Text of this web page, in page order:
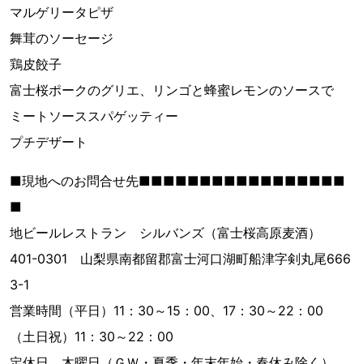
マルゲリータピザ
舞茸のソーセージ
鶏皮餃子
富士桜ポークのグリエ、リンゴと蜂蜜レモンのソースで
ミートソーススパゲッティー
プチデザート
■現地へのお問合せ先■■■■■■■■■■■■■■■■■
■
地ビールレストラン シルバンズ（富士桜高原麦酒）
401-0301 山梨県南都留郡富士河口湖町船津字剣丸尾666
3-1
営業時間（平日）11：30～15：00、17：30～22：00
（土日祝）11：30～22：00